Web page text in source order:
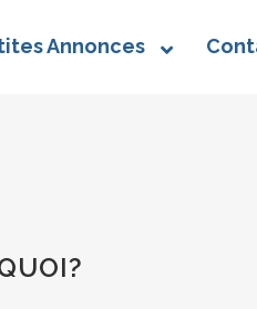
Annonces